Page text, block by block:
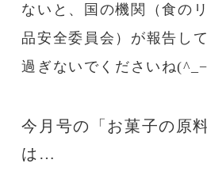
ないと、国の機関（食の
品安全委員会）が報告し
過ぎないでくださいね
今月号の「お菓子の原
は…